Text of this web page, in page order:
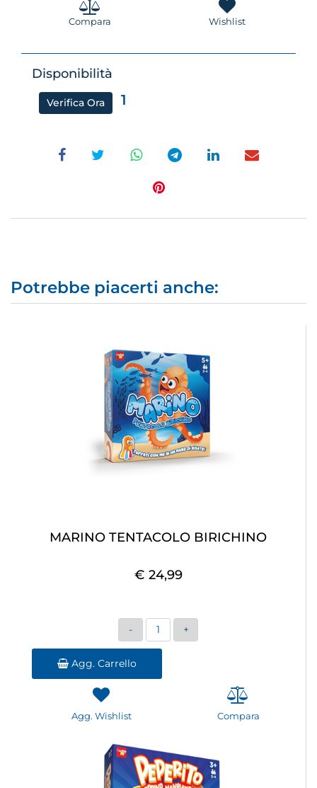
Compara Wishlist
Disponibilità
Verifica Ora 1
Potrebbe piacerti anche:
MARINO TENTACOLO BIRICHINO
€ 24,99
Quantità
Agg. Carrello
Agg. Wishlist Compara